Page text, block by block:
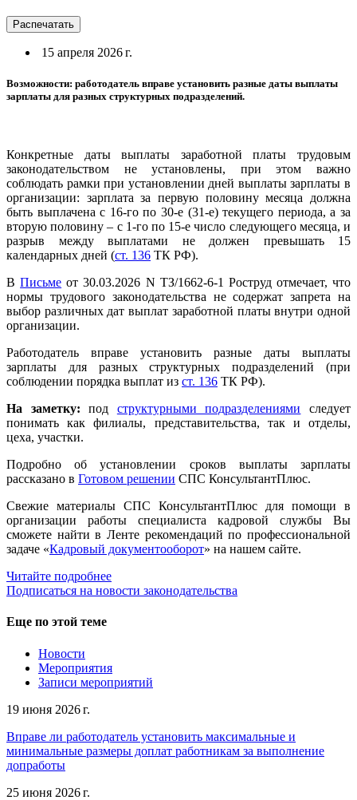
Распечатать
15 апреля 2026 г.
Возможности: работодатель вправе установить разные даты выплаты
зарплаты для разных структурных подразделений.
Конкретные даты выплаты заработной платы трудовым
законодательством не установлены, при этом важно
соблюдать рамки при установлении дней выплаты зарплаты в
организации: зарплата за первую половину месяца должна
быть выплачена с 16-го по 30-е (31-е) текущего периода, а за
вторую половину – с 1-го по 15-е число следующего месяца, и
разрыв между выплатами не должен превышать 15
календарных дней (ст. 136 ТК РФ).
ВПисьме от 30.03.2026 N ТЗ/1662-6-1 Роструд отмечает, что
нормы трудового законодательства не содержат запрета на
выбор различных дат выплат заработной платы внутри одной
организации.
Работодатель вправе установить разные даты выплаты
зарплаты для разных структурных подразделений (при
соблюдении порядка выплат из ст. 136 ТК РФ).
На заметку: под структурными подразделениями следует
понимать как филиалы, представительства, так и отделы,
цеха, участки.
Подробно об установлении сроков выплаты зарплаты
рассказано в Готовом решении СПС КонсультантПлюс.
Свежие материалы СПС КонсультантПлюс для помощи в
организации работы специалиста кадровой службы Вы
сможете найти в Ленте рекомендаций по профессиональной
задаче «Кадровый документооборот» на нашем сайте.
Читайте подробнее
Подписаться на новости законодательства
Еще по этой теме
Новости
Мероприятия
Записи мероприятий
19 июня 2026 г.
Вправе ли работодатель установить максимальные и
минимальные размеры доплат работникам за выполнение
допработы
25 июня 2026 г.